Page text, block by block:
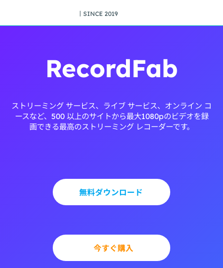
丨SINCE 2019
RecordFab
ストリーミング サービス、ライブ サービス、オンライン コ
ースなど、500 以上のサイトから最大1080pのビデオを録
画できる最高のストリーミング レコーダーです。
無料ダウンロード
今すぐ購入